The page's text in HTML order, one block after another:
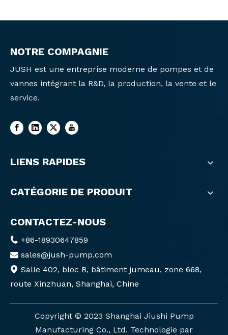
NOTRE COMPAGNIE
JUSH est une entreprise moderne de pompes et de
vannes intégrant la R&D, la production, la vente et le
service.
LIENS RAPIDES
CATÉGORIE DE PRODUIT
CONTACTEZ-NOUS
 +86-18930647859
 sales@jush-pump.com
 Salle 402, bloc B, bâtiment jumeau, zone 668,
route Xinzhuan, Shanghai, Chine
Copyright ©️ 2023 Shanghai Jiushi Pump
Manufacturing Co., Ltd. Technologie par